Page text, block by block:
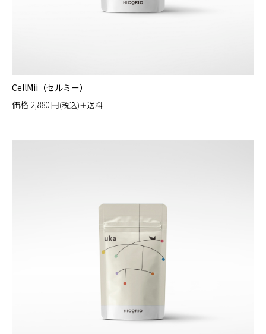
CellMii（セルミー）
価格 2,880円(税込)＋送料